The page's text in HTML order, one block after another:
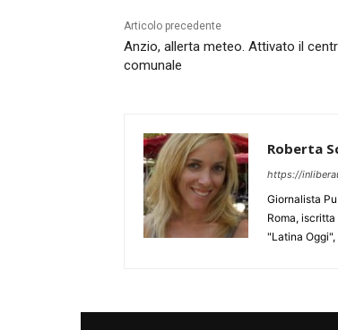
Articolo precedente
Anzio, allerta meteo. Attivato il
comunale
Roberta
https://
Giornalista
Roma,
"Latina